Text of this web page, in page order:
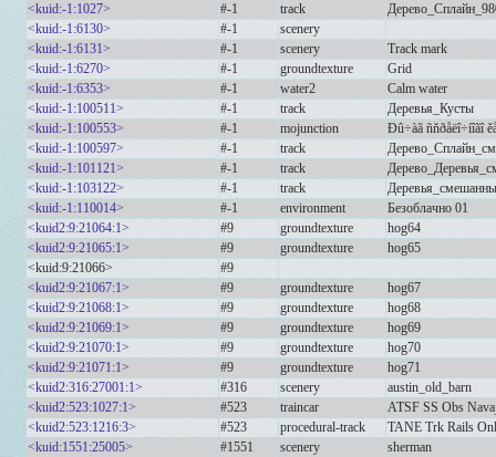
<kuid:-1:1027>
#-1 track
<kuid:-1:6130>
#-1
scenery
<kuid:-1:6131>
#-1 scenery
Track mark
<kuid:-1:6270>
#-1 groundtexture
Grid
<kuid:-1:6353>
#-1 water2
Calm water
<kuid:-1:100511>
#-1 track
Деревья_Кусты
<kuid:-1:100553>
#-1 mojunction
Ðû÷àã ñňðåëî÷íîãî
<kuid:-1:100597>
#-1 track
<kuid:-1:101121>
#-1 track
<kuid:-1:103122>
#-1 track
<kuid:-1:110014>
#-1 environment
Безоблачно 01
<kuid2:9:21064:1>
#9 groundtexture
hog64
<kuid2:9:21065:1>
#9 groundtexture
hog65
<kuid:9:21066>
#9
<kuid2:9:21067:1>
#9 groundtexture
hog67
<kuid2:9:21068:1>
#9 groundtexture
hog68
<kuid2:9:21069:1>
#9 groundtexture
hog69
<kuid2:9:21070:1>
#9 groundtexture
hog70
<kuid2:9:21071:1>
#9 groundtexture
hog71
<kuid2:316:27001:1>
#316 scenery
austin_old_barn
<kuid2:523:1027:1>
#523 traincar
ATSF SS Obs
<kuid2:523:1216:3>
#523 procedural-track
TANE Trk Rails
<kuid:1551:25005>
#1551 scenery
sherman